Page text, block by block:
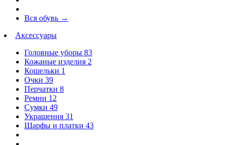
Вся обувь →
Аксессуары
Головные уборы 83
Кожаные изделия 2
Кошельки 1
Очки 39
Перчатки 8
Ремни 12
Сумки 49
Украшения 31
Шарфы и платки 43